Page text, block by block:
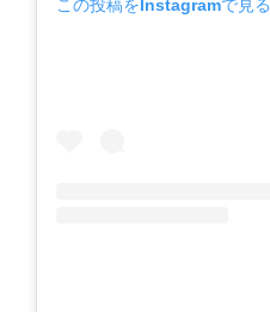
この投稿をInstagramで見る